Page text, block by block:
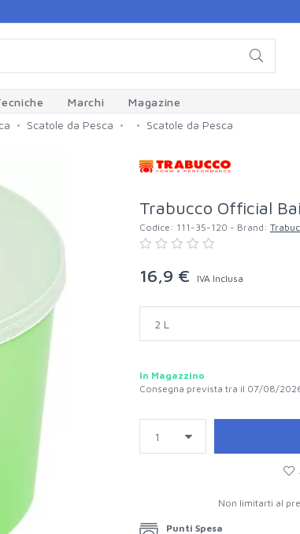
Marchi
Magazine
Scatole da Pesca Scatole da Pesca
Trabucco Official
Codice: 111-35-120 - Brand:
16,9 € IVA Inclusa
In Magazzino
Consegna prevista tra il 07/08/
Non limitarti al
Punti Spesa